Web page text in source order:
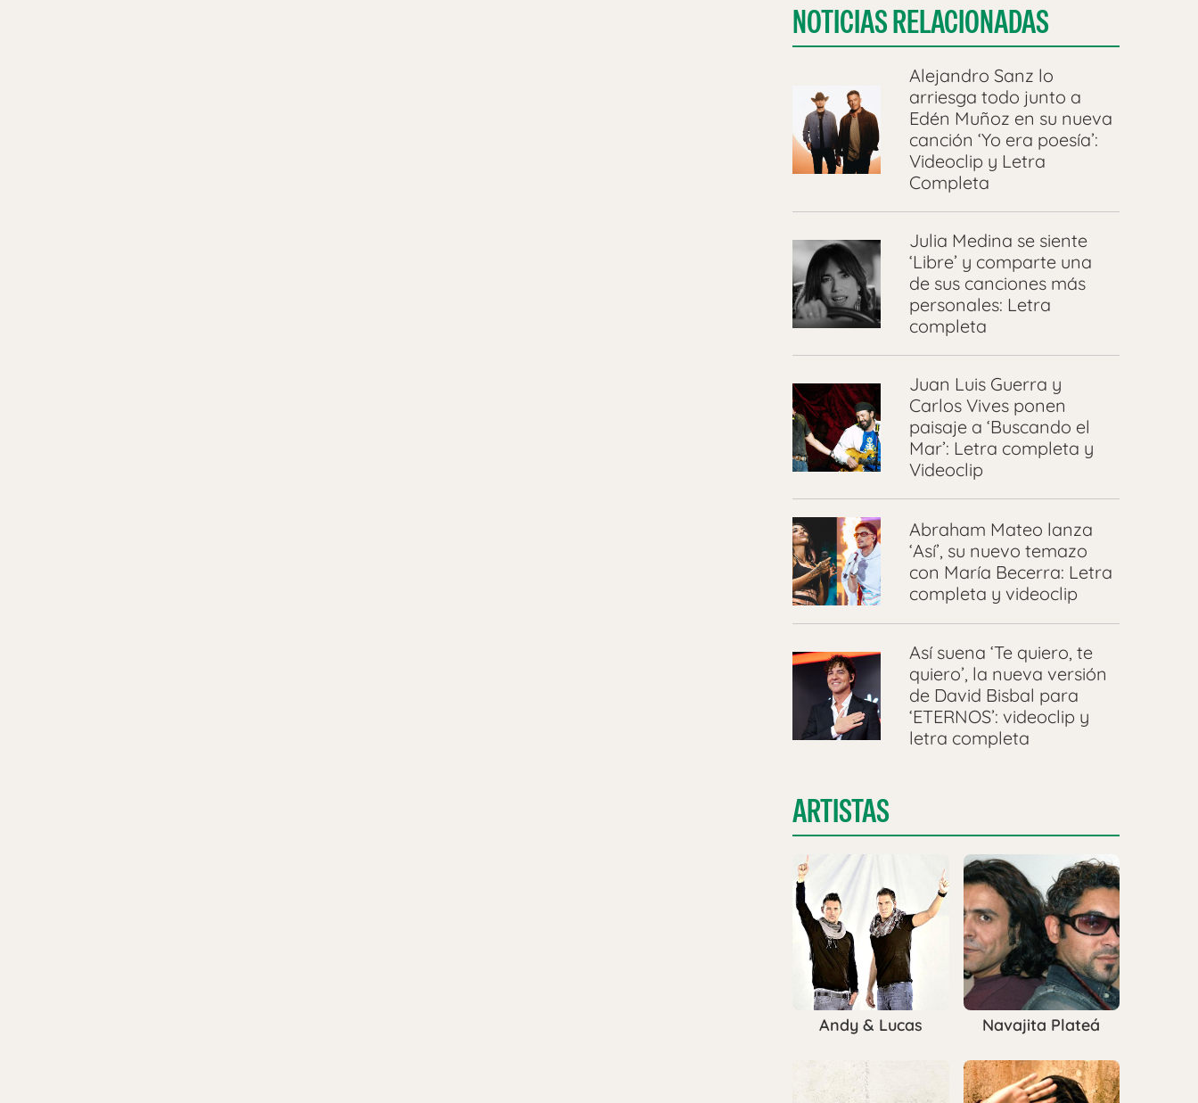
NOTICIAS RELACIONADAS
Alejandro Sanz lo
arriesga todo junto a
Edén Muñoz en su nueva
canción ‘Yo era poesía’:
Videoclip y Letra
Completa
Julia Medina se siente
‘Libre’ y comparte una
de sus canciones más
personales: Letra
completa
Juan Luis Guerra y
Carlos Vives ponen
paisaje a ‘Buscando el
Mar’: Letra completa y
Videoclip
Abraham Mateo lanza
‘Así’, su nuevo temazo
con María Becerra: Letra
completa y videoclip
Así suena ‘Te quiero, te
quiero’, la nueva versión
de David Bisbal para
‘ETERNOS’: videoclip y
letra completa
ARTISTAS
Andy & Lucas Navajita Plateá